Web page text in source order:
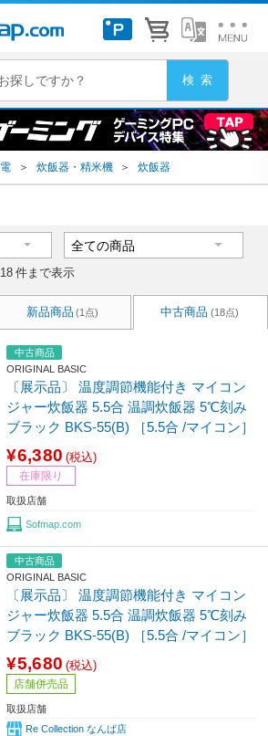
＞ 炊飯器・精米機 ＞ 炊飯器
18 件まで表示
新品商品 (1点) 中古商品 (18点)
中古商品
ORIGINAL BASIC
〔展示品〕 温度調節機能付き マイコン
ジャー炊飯器 5.5合 温調炊飯器 5℃刻み
ブラック BKS-55(B) ［5.5合 /マイコン］
¥6,380 (税込)
在庫限り
取扱店舗
Sofmap.com
中古商品
ORIGINAL BASIC
〔展示品〕 温度調節機能付き マイコン
ジャー炊飯器 5.5合 温調炊飯器 5℃刻み
ブラック BKS-55(B) ［5.5合 /マイコン］
¥5,680 (税込)
店舗併売品
取扱店舗
Re Collection なんば店